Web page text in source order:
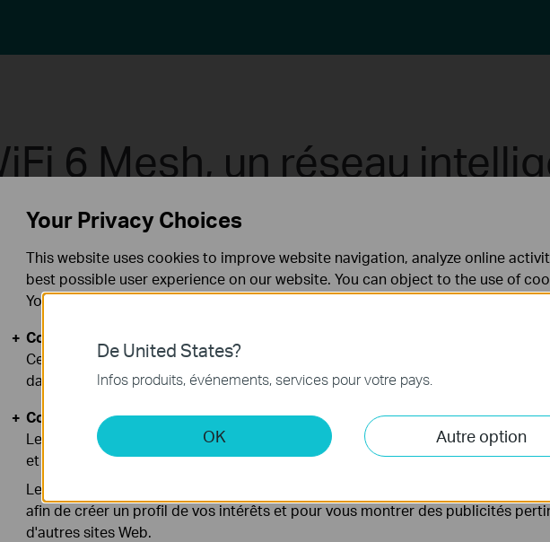
6 Mesh, un réseau
WiFi 6, le WiFi Mesh du Deco est conçu pour offrir une énorme
la dernière génération de WiFi Mesh pour profiter d'un réseau
connecte avec plus d'appareils, sur une plus grande
Couverture plus large
De United States?
Infos produits, événements, services pour votre pays.
OK Autre option
Your Privacy Choices
This website uses cookies to improve website navigation, analyze online
best possible user experience on our website. You can object to the use of
You can find more information in ourprivacy policy.Don’t show again
Cookies basiques
Ces cookies sont nécessaires au fonctionnement du site Web et ne peuvent
dans vos systèmes.
Cookies d'analyse et marketing
Les cookies d'analyse nous permettent d'analyser vos activités sur notre site
et ajuster les fonctionnalités de notre site Web.
Les cookies marketing peuvent être définis via notre site Web par nos
afin de créer un profil de vos intérêts et pour vous montrer des publicités
d'autres sites Web.